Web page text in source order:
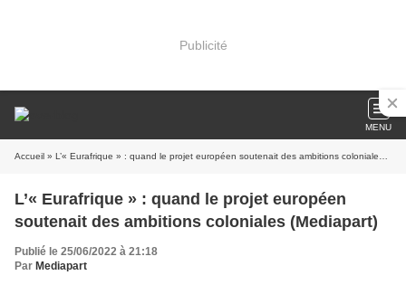
Publicité
MENU
Accueil » L’« Eurafrique » : quand le projet européen soutenait des ambitions coloniales (Mediapart)
L’« Eurafrique » : quand le projet européen
soutenait des ambitions coloniales (Mediapart)
Publié le 25/06/2022 à 21:18
Par Mediapart